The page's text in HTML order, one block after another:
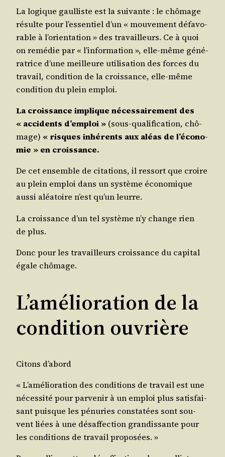
La logique gaul­liste est la sui­vante : le chô­mage
résulte pour l’es­sen­tiel d’un « mou­ve­ment défa­vo­
rable à l’o­rien­ta­tion » des tra­vailleurs. Ce à quoi
on remé­die par « l’in­for­ma­tion », elle-même géné­
ra­trice d’une meilleure uti­li­sa­tion des forces du
tra­vail, condi­tion de la crois­sance, elle-même
condi­tion du plein emploi.
La crois­sance implique néces­sai­re­ment des
« acci­dents d’emploi » (sous-qua­li­fi­ca­tion, chô­
mage) « risques inhé­rents aux aléas de l’é­co­no­
mie » en croissance.
De cet ensemble de cita­tions, il res­sort que croire
au plein emploi dans un sys­tème éco­no­mique
aus­si aléa­toire n’est qu’un leurre.
La crois­sance d’un tel sys­tème n’y change rien
de plus.
Donc pour les tra­vailleurs crois­sance du capi­tal
égale chômage.
L’amélioration de la
condition ouvrière
Citons d’a­bord
« L’a­mé­lio­ra­tion des condi­tions de tra­vail est une
néces­si­té pour par­ve­nir à un emploi plus satis­fai­
sant puisque les pénu­ries consta­tées sont sou­
vent liées à une désaf­fec­tion gran­dis­sante pour
les condi­tions de tra­vail proposées. »